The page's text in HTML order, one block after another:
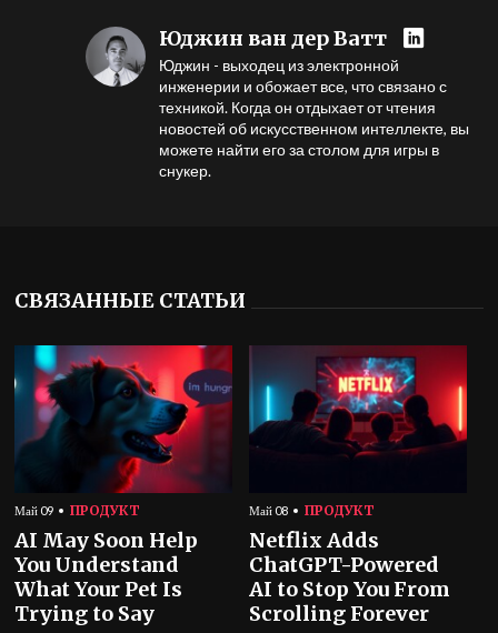
Юджин ван дер Ватт
Юджин - выходец из электронной
инженерии и обожает все, что связано с
техникой. Когда он отдыхает от чтения
новостей об искусственном интеллекте, вы
можете найти его за столом для игры в
снукер.
СВЯЗАННЫЕ СТАТЬИ
Май 09 ПРОДУКТ
AI May Soon Help
You Understand
What Your Pet Is
Trying to Say
Май 08 ПРОДУКТ
Netflix Adds
ChatGPT-Powered
AI to Stop You From
Scrolling Forever